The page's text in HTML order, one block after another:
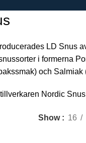
LD Snus
i formerna
och Salmiak
Nordic
Show 16